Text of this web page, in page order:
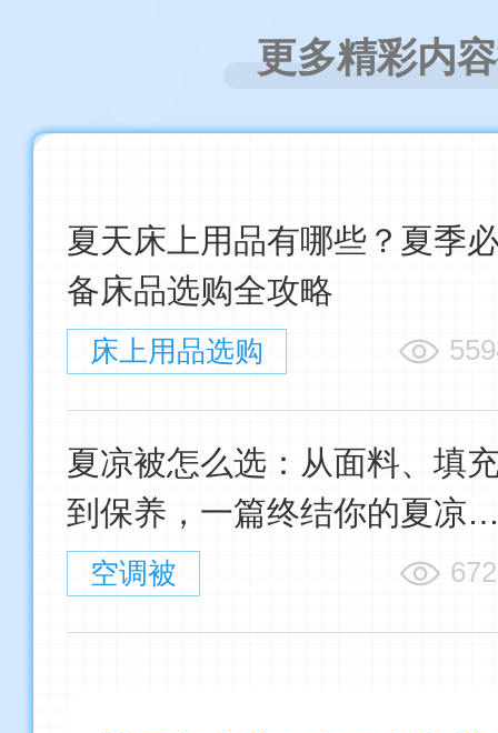
更多精彩内
夏天床上用品有哪些？夏季
备床品选购全攻略
床上用品选购
夏凉被怎么选：从面料、填
到保养，一篇终结你的夏凉
选择困难症
空调被 672